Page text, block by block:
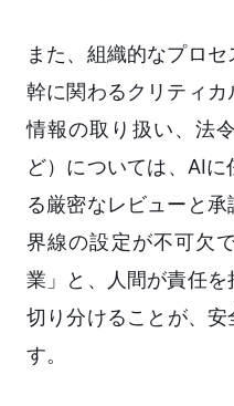
また、組織的なプロ
幹に関わるクリティ
情報の取り扱い、法
ど）については、AI
る厳密なレビューと
界線の設定が不可欠
業」と、人間が責任
切り分けることが、
す。